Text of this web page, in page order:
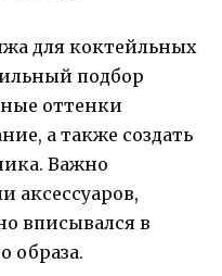
для коктейльных
подбор
оттенки
а также создать
Важно
аксессуаров,
вписывался в
образа.